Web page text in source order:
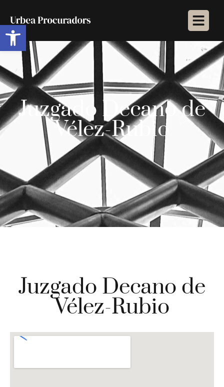
Abrir barra de herramientas
Juzgado Decano de
Vélez-Rubio
Juzgado Decano de
Vélez-Rubio